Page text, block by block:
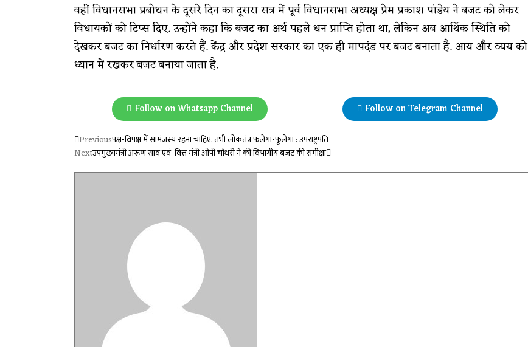
वहीं विधानसभा प्रबोधन के दूसरे दिन का दूसरा सत्र में पूर्व विधानसभा अध्यक्ष प्रेम प्रकाश पांडेय ने बजट को लेकर
विधायकों को टिप्स दिए. उन्होंने कहा कि बजट का अर्थ पहले धन प्राप्ति होता था, लेकिन अब आर्थिक स्थिति को
देखकर बजट का निर्धारण करते हैं. केंद्र और प्रदेश सरकार का एक ही मापदंड पर बजट बनाता है. आय और व्यय को
ध्यान में रखकर बजट बनाया जाता है.
Follow on Whatsapp Channel Follow on Telegram Channel
Previousपक्ष-विपक्ष में सामंजस्य रहना चाहिए, तभी लोकतंत्र फलेगा-फूलेगा : उपराष्ट्रपति
Nextउपमुख्यमंत्री अरूण साव एवं वित्त मंत्री ओपी चौधरी ने की विभागीय बजट की समीक्षा